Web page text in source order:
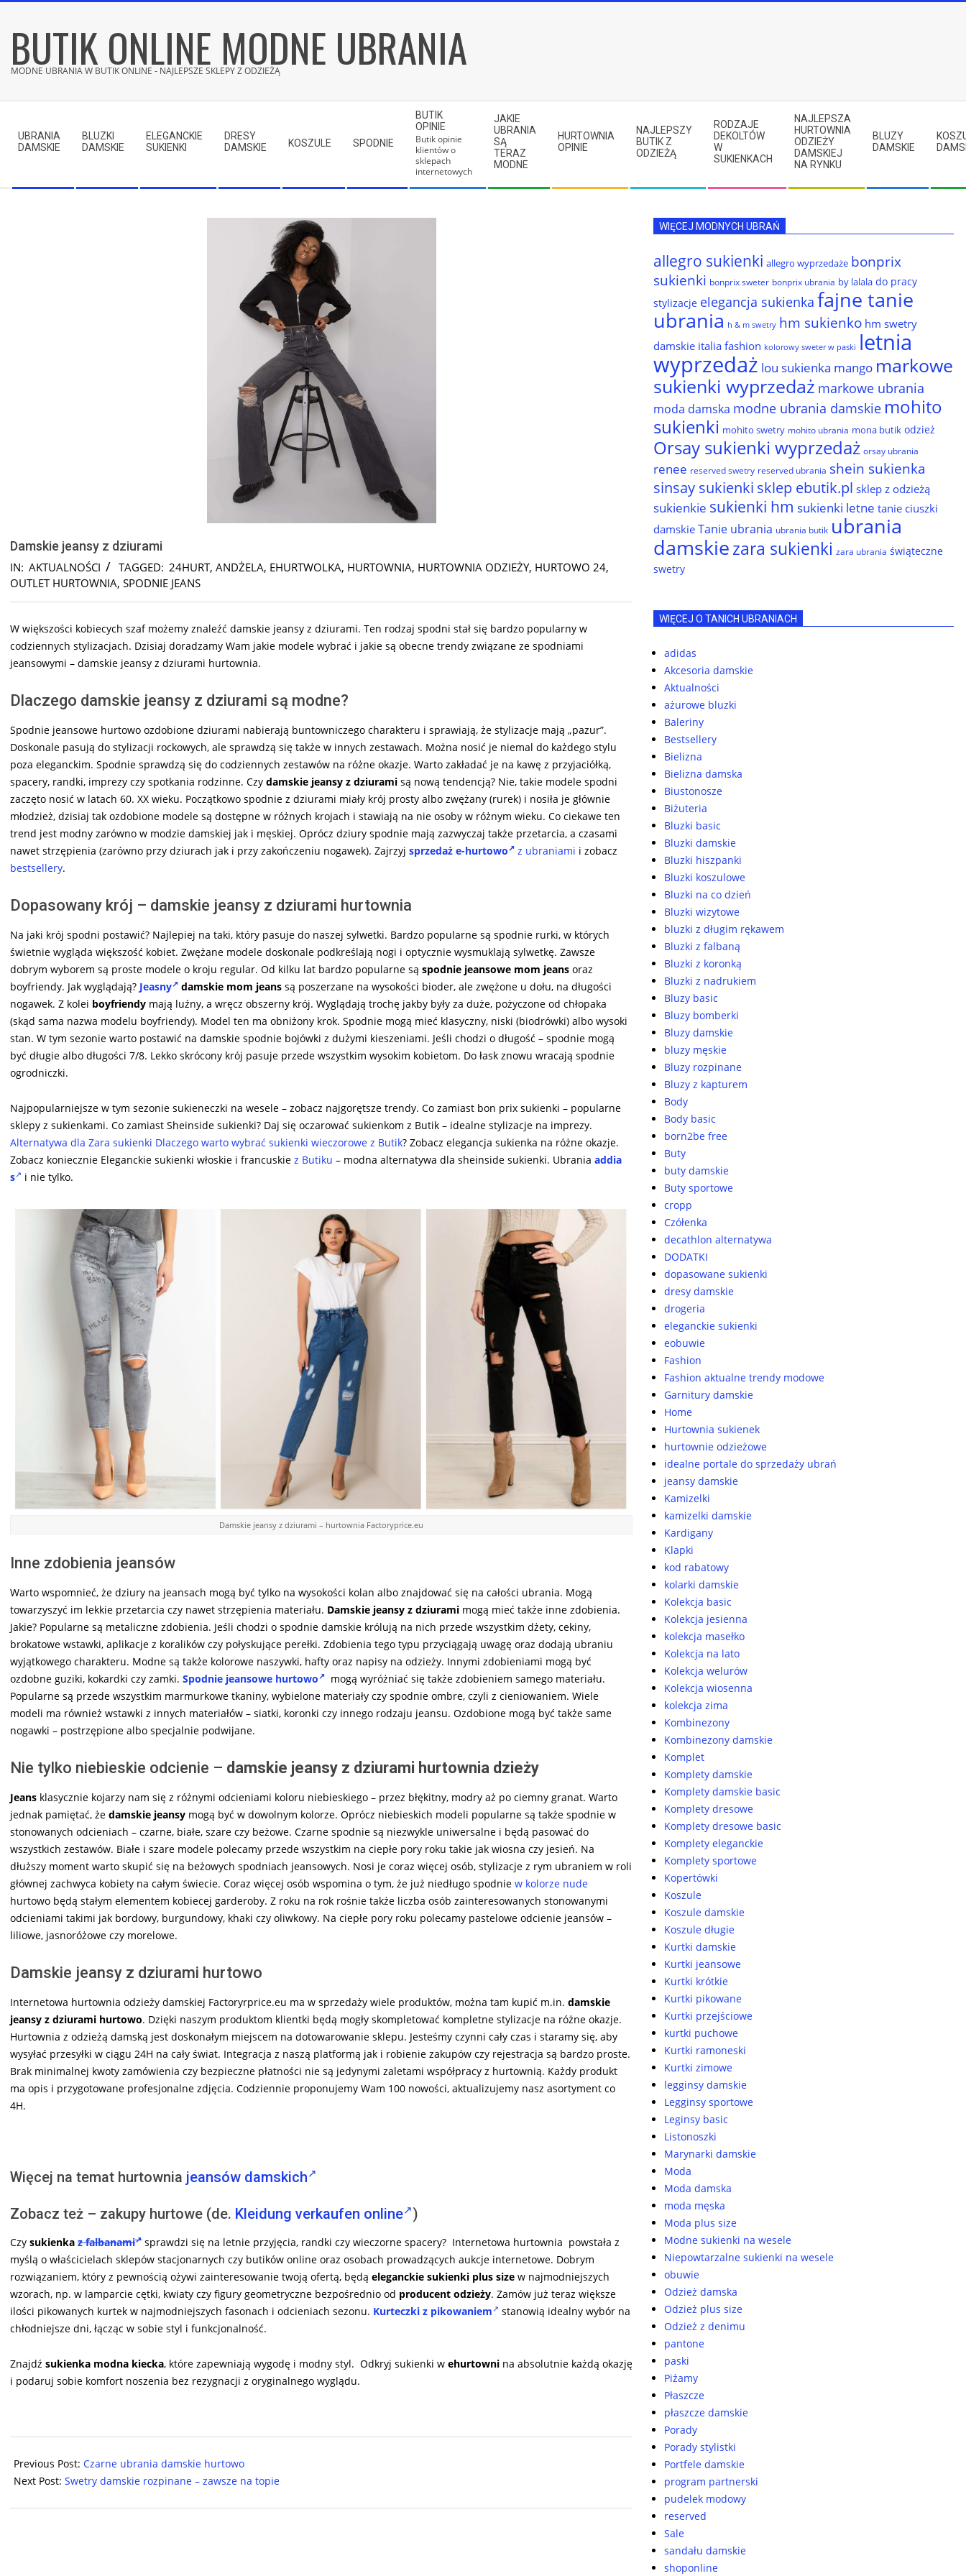
contentBUTIK ONLINE MODNE UBRANIA
MODNE UBRANIA W BUTIK ONLINE - NAJLEPSZE SKLEPY Z ODZIEŻĄ
Menu
UBRANIA
DAMSKIE
BLUZKI
DAMSKIE
ELEGANCKIE
SUKIENKI
DRESY
DAMSKIE
KOSZULE SPODNIE
BUTIK
OPINIE
Butik opinie
klientów o
sklepach
internetowych
JAKIE
UBRANIA
SĄ
TERAZ
MODNE
HURTOWNIA
OPINIE
NAJLEPSZY
BUTIK Z
ODZIEŻĄ
RODZAJE
DEKOLTÓW
W
SUKIENKACH
NAJLEPSZA
HURTOWNIA
ODZIEŻY
DAMSKIEJ
NA RYNKU
BLUZY
DAMSKIE
Damskie jeansy z dziurami
IN: AKTUALNOŚCI TAGGED: 24HURT, ANDŻELA, EHURTWOLKA, HURTOWNIA, HURTOWNIA ODZIEŻY, HURTOWO 24,
OUTLET HURTOWNIA, SPODNIE JEANS
W większości kobiecych szaf możemy znaleźć damskie jeansy z dziurami. Ten rodzaj spodni stał się bardzo popularny w
codziennych stylizacjach. Dzisiaj doradzamy Wam jakie modele wybrać i jakie są obecne trendy związane ze spodniami
jeansowymi – damskie jeansy z dziurami hurtownia.
Dlaczego damskie jeansy z dziurami są modne?
Spodnie jeansowe hurtowo ozdobione dziurami nabierają buntowniczego charakteru i sprawiają, że stylizacje mają „pazur”.
Doskonale pasują do stylizacji rockowych, ale sprawdzą się także w innych zestawach. Można nosić je niemal do każdego stylu
poza eleganckim. Spodnie sprawdzą się do codziennych zestawów na różne okazje. Warto zakładać je na kawę z przyjaciółką,
spacery, randki, imprezy czy spotkania rodzinne. Czy damskie jeansy z dziurami są nową tendencją? Nie, takie modele spodni
zaczęto nosić w latach 60. XX wieku. Początkowo spodnie z dziurami miały krój prosty albo zwężany (rurek) i nosiła je głównie
młodzież, dzisiaj tak ozdobione modele są dostępne w różnych krojach i stawiają na nie osoby w różnym wieku. Co ciekawe ten
trend jest modny zarówno w modzie damskiej jak i męskiej. Oprócz dziury spodnie mają zazwyczaj także przetarcia, a czasami
nawet strzępienia (zarówno przy dziurach jak i przy zakończeniu nogawek). Zajrzyj sprzedaż e-hurtowo z ubraniami i zobacz
bestsellery.
Dopasowany krój – damskie jeansy z dziurami hurtownia
Na jaki krój spodni postawić? Najlepiej na taki, który pasuje do naszej sylwetki. Bardzo popularne są spodnie rurki, w których
świetnie wygląda większość kobiet. Zwężane modele doskonale podkreślają nogi i optycznie wysmuklają sylwetkę. Zawsze
dobrym wyborem są proste modele o kroju regular. Od kilku lat bardzo popularne są spodnie jeansowe mom jeans oraz
boyfriendy. Jak wyglądają? Jeasny damskie mom jeans są poszerzane na wysokości bioder, ale zwężone u dołu, na długości
nogawek. Z kolei boyfriendy mają luźny, a wręcz obszerny krój. Wyglądają trochę jakby były za duże, pożyczone od chłopaka
(skąd sama nazwa modelu boyfriendy). Model ten ma obniżony krok. Spodnie mogą mieć klasyczny, niski (biodrówki) albo wysoki
stan. W tym sezonie warto postawić na damskie spodnie bojówki z dużymi kieszeniami. Jeśli chodzi o długość – spodnie mogą
być długie albo długości 7/8. Lekko skrócony krój pasuje przede wszystkim wysokim kobietom. Do łask znowu wracają spodnie
ogrodniczki.
Najpopularniejsze w tym sezonie sukieneczki na wesele – zobacz najgorętsze trendy. Co zamiast bon prix sukienki – popularne
sklepy z sukienkami. Co zamiast Sheinside sukienki? Daj się oczarować sukienkom z Butik – idealne stylizacje na imprezy.
Alternatywa dla Zara sukienki Dlaczego warto wybrać sukienki wieczorowe z Butik? Zobacz elegancja sukienka na różne okazje.
Zobacz koniecznie Eleganckie sukienki włoskie i francuskie z Butiku – modna alternatywa dla sheinside sukienki. Ubrania addia
s
i nie tylko.
Damskie jeansy z dziurami – hurtownia Factoryprice.eu
Inne zdobienia jeansów
Warto wspomnieć, że dziury na jeansach mogą być tylko na wysokości kolan albo znajdować się na całości ubrania. Mogą
towarzyszyć im lekkie przetarcia czy nawet strzępienia materiału. Damskie jeansy z dziurami mogą mieć także inne zdobienia.
Jakie? Popularne są metaliczne zdobienia. Jeśli chodzi o spodnie damskie królują na nich przede wszystkim dżety, cekiny,
brokatowe wstawki, aplikacje z koralików czy połyskujące perełki. Zdobienia tego typu przyciągają uwagę oraz dodają ubraniu
wyjątkowego charakteru. Modne są także kolorowe naszywki, hafty oraz napisy na odzieży. Innymi zdobieniami mogą być
ozdobne guziki, kokardki czy zamki. Spodnie jeansowe hurtowo
mogą wyróżniać się także zdobieniem samego materiału.
Popularne są przede wszystkim marmurkowe tkaniny, wybielone materiały czy spodnie ombre, czyli z cieniowaniem. Wiele
modeli ma również wstawki z innych materiałów – siatki, koronki czy innego rodzaju jeansu. Ozdobione mogą być także same
nogawki – postrzępione albo specjalnie podwijane.
Nie tylko niebieskie odcienie – damskie jeansy z dziurami hurtownia dzieży
Jeans klasycznie kojarzy nam się z różnymi odcieniami koloru niebieskiego – przez błękitny, modry aż po ciemny granat. Warto
jednak pamiętać, że damskie jeansy mogą być w dowolnym kolorze. Oprócz niebieskich modeli popularne są także spodnie w
stonowanych odcieniach – czarne, białe, szare czy beżowe. Czarne spodnie są niezwykle uniwersalne i będą pasować do
wszystkich zestawów. Białe i szare modele polecamy przede wszystkim na ciepłe pory roku takie jak wiosna czy jesień. Na
dłuższy moment warto skupić się na beżowych spodniach jeansowych. Nosi je coraz więcej osób, stylizacje z rym ubraniem w roli
głównej zachwyca kobiety na całym świecie. Coraz więcej osób wspomina o tym, że już niedługo spodnie w kolorze nude
hurtowo będą stałym elementem kobiecej garderoby. Z roku na rok rośnie także liczba osób zainteresowanych stonowanymi
odcieniami takimi jak bordowy, burgundowy, khaki czy oliwkowy. Na ciepłe pory roku polecamy pastelowe odcienie jeansów –
liliowe, jasnoróżowe czy morelowe.
Damskie jeansy z dziurami hurtowo
Internetowa hurtownia odzieży damskiej Factoryrprice.eu ma w sprzedaży wiele produktów, można tam kupić m.in. damskie
jeansy z dziurami hurtowo. Dzięki naszym produktom klientki będą mogły skompletować kompletne stylizacje na różne okazje.
Hurtownia z odzieżą damską jest doskonałym miejscem na dotowarowanie sklepu. Jesteśmy czynni cały czas i staramy się, aby
wysyłać przesyłki w ciągu 24H na cały świat. Integracja z naszą platformą jak i robienie zakupów czy rejestracja są bardzo proste.
Brak minimalnej kwoty zamówienia czy bezpieczne płatności nie są jedynymi zaletami współpracy z hurtownią. Każdy produkt
ma opis i przygotowane profesjonalne zdjęcia. Codziennie proponujemy Wam 100 nowości, aktualizujemy nasz asortyment co
4H.
Więcej na temat hurtownia jeansów damskich
Zobacz też – zakupy hurtowe (de. Kleidung verkaufen online )
Czy sukienka z falbanami
sprawdzi się na letnie przyjęcia, randki czy wieczorne spacery? Internetowa hurtownia powstała z
myślą o właścicielach sklepów stacjonarnych czy butików online oraz osobach prowadzących aukcje internetowe. Dobrym
rozwiązaniem, który z pewnością ożywi zainteresowanie twoją ofertą, będą eleganckie sukienki plus size w najmodniejszych
wzorach, np. w lamparcie cętki, kwiaty czy figury geometryczne bezpośrednio od producent odzieży. Zamów już teraz większe
ilości pikowanych kurtek w najmodniejszych fasonach i odcieniach sezonu. Kurteczki z pikowaniem
stanowią idealny wybór na
chłodniejsze dni, łącząc w sobie styl i funkcjonalność.
Znajdź sukienka modna kiecka, które zapewniają wygodę i modny styl. Odkryj sukienki w ehurtowni na absolutnie każdą okazję
i podaruj sobie komfort noszenia bez rezygnacji z oryginalnego wyglądu.
11-
29
Previous Post: Czarne ubrania damskie hurtowo
Next Post: Swetry damskie rozpinane – zawsze na topie
WIĘCEJ MODNYCH UBRAŃ
allegro sukienki allegro wyprzedaże bonprix
sukienki bonprix sweter bonprix ubrania by lalala do pracy
stylizacje elegancja sukienka fajne tanie
ubrania h & m swetry hm sukienko hm swetry
damskie italia fashion kolorowy sweter w paski letnia
wyprzedaż lou sukienka mango markowe
sukienki wyprzedaż markowe ubrania
moda damska modne ubrania damskie mohito
sukienki mohito swetry mohito ubrania mona butik odzież
Orsay sukienki wyprzedaż orsay ubrania
renee reserved swetry reserved ubrania shein sukienka
sinsay sukienki sklep ebutik.pl sklep z odzieżą
sukienkie sukienki hm sukienki letne tanie ciuszki
damskie Tanie ubrania ubrania butik ubrania
damskiezara sukienki zara ubrania świąteczne
swetry
WIĘCEJ O TANICH UBRANIACH
adidas
Akcesoria damskie
Aktualności
ażurowe bluzki
Baleriny
Bestsellery
Bielizna
Bielizna damska
Biustonosze
Biżuteria
Bluzki basic
Bluzki damskie
Bluzki hiszpanki
Bluzki koszulowe
Bluzki na co dzień
Bluzki wizytowe
bluzki z długim rękawem
Bluzki z falbaną
Bluzki z koronką
Bluzki z nadrukiem
Bluzy basic
Bluzy bomberki
Bluzy damskie
bluzy męskie
Bluzy rozpinane
Bluzy z kapturem
Body
Body basic
born2be free
Buty
buty damskie
Buty sportowe
cropp
Czółenka
decathlon alternatywa
DODATKI
dopasowane sukienki
dresy damskie
drogeria
eleganckie sukienki
eobuwie
Fashion
Fashion aktualne trendy modowe
Garnitury damskie
Home
Hurtownia sukienek
hurtownie odzieżowe
idealne portale do sprzedaży ubrań
jeansy damskie
Kamizelki
kamizelki damskie
Kardigany
Klapki
kod rabatowy
kolarki damskie
Kolekcja basic
Kolekcja jesienna
kolekcja masełko
Kolekcja na lato
Kolekcja welurów
Kolekcja wiosenna
kolekcja zima
Kombinezony
Kombinezony damskie
Komplet
Komplety damskie
Komplety damskie basic
Komplety dresowe
Komplety dresowe basic
Komplety eleganckie
Komplety sportowe
Kopertówki
Koszule
Koszule damskie
Koszule długie
Kurtki damskie
Kurtki jeansowe
Kurtki krótkie
Kurtki pikowane
Kurtki przejściowe
kurtki puchowe
Kurtki ramoneski
Kurtki zimowe
legginsy damskie
Legginsy sportowe
Leginsy basic
Listonoszki
Marynarki damskie
Moda
Moda damska
moda męska
Moda plus size
Modne sukienki na wesele
Niepowtarzalne sukienki na wesele
obuwie
Odzież damska
Odzież plus size
Odzież z denimu
pantone
paski
Piżamy
Płaszcze
płaszcze damskie
Porady
Porady stylistki
Portfele damskie
program partnerski
pudelek modowy
reserved
Sale
sandału damskie
shoponline